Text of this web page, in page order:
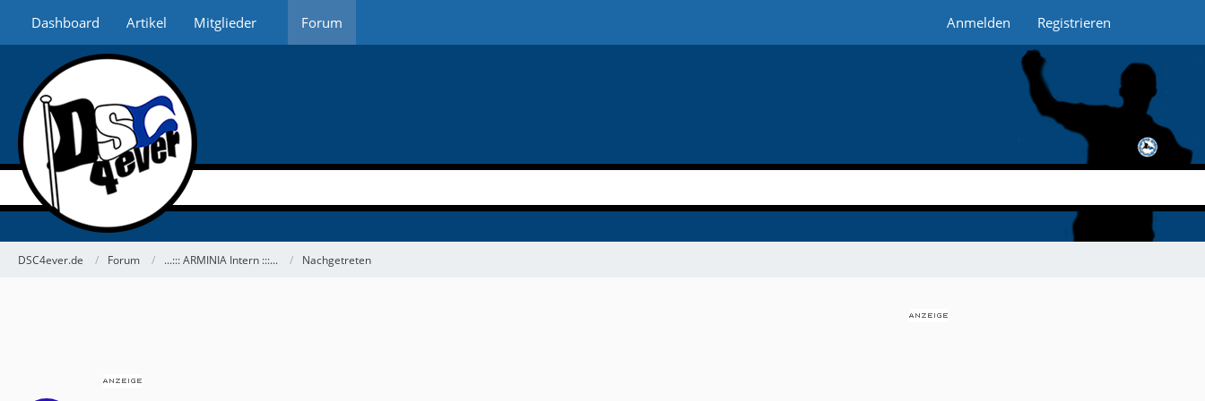
Dashboard Artikel Mitglieder Forum Anmelden Registrieren
DSC4ever.de Forum ...::: ARMINIA Intern :::... Nachgetreten